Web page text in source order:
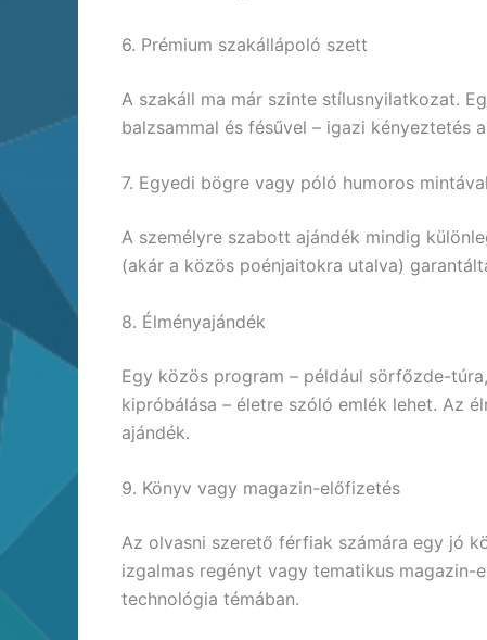
6. Prémium szakállápoló szett
A szakáll ma már szinte stílusnyilatkozat.
balzsammal és fésűvel – igazi kényeztetés
7. Egyedi bögre vagy póló humoros mintával
A személyre szabott ajándék mindig
(akár a közös poénjaitokra utalva)
8. Élményajándék
Egy közös program – például sörfőzde-
kipróbálása – életre szóló emlék lehet. Az
ajándék.
9. Könyv vagy magazin-előfizetés
Az olvasni szerető férfiak számára egy jó
izgalmas regényt vagy tematikus
technológia témában.